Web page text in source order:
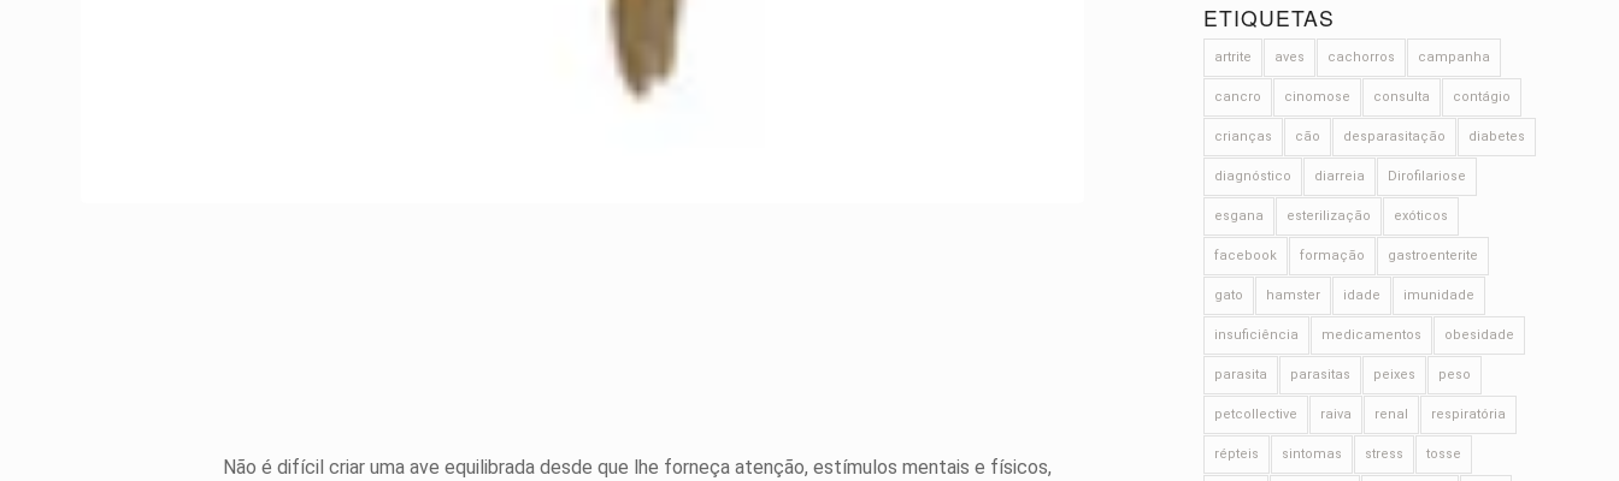
Não é difícil criar uma ave equilibrada desde que lhe forneça atenção, estímulos mentais e físicos,
ETIQUETAS
artrite aves cachorros campanha
cancro cinomose consulta contágio
crianças cão desparasitação diabetes
diagnóstico diarreia Dirofilariose
esgana esterilização exóticos
facebook formação gastroenterite
gato hamster idade imunidade
insuficiência medicamentos obesidade
parasita parasitas peixes peso
petcollective raiva renal respiratória
répteis sintomas stress tosse